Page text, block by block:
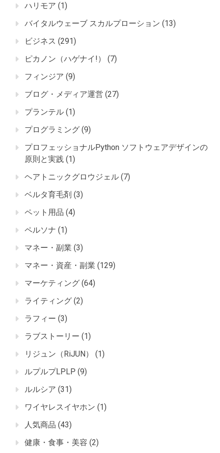
ハリモア (1)
バイタルウェーブ スカルプローション (13)
ビジネス (291)
ピカノン（ハゲナイ!）
(7)
フィンジア (9)
ブログ・メディア運営 (27)
プランテル (1)
プログラミング (9)
プロフェッショナルPython ソフトウェアデザインの
原則と実践 (1)
ヘアトニックグロウジェル (7)
ベルタ育毛剤 (3)
ペット用品 (4)
ペルソナ (1)
マネー・副業 (3)
マネー・資産・副業 (129)
マーケティング (64)
ライティング (2)
ラフィー (3)
ラブストーリー (1)
リジュン（RiJUN）
(1)
ルプルプLPLP (9)
ルルシア (31)
ワイヤレスイヤホン (1)
人気商品 (43)
健康・食事・美容 (2)